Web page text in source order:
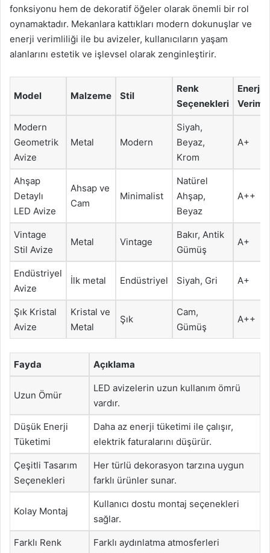
fonksiyonu hem de dekoratif öğeler olarak önemli bir rol
oynamaktadır. Mekanlara kattıkları modern dokunuşlar ve
enerji verimliliği ile bu avizeler, kullanıcıların yaşam
alanlarını estetik ve işlevsel olarak zenginleştirir.
Model Malzeme Stil
Renk
Seçenekleri
Enerji
Modern
Geometrik
Avize
Metal Modern
Siyah,
Beyaz,
Krom
A+
Ahşap
Detaylı
LED Avize
Ahsap ve
Cam
Minimalist
Natürel
Ahşap,
Beyaz
A++
Vintage
Stil Avize
Metal Vintage
Bakır, Antik
Gümüş
A+
Endüstriyel
Avize
İlk metal Endüstriyel Siyah, Gri A+
Şık Kristal
Avize
Kristal ve
Metal
Şık
Cam,
Gümüş
A++
Fayda Açıklama
Uzun Ömür
LED avizelerin uzun kullanım ömrü
vardır.
Düşük Enerji
Tüketimi
Daha az enerji tüketimi ile çalışır,
elektrik faturalarını düşürür.
Çeşitli Tasarım
Seçenekleri
Her türlü dekorasyon tarzına uygun
farklı ürünler sunar.
Kolay Montaj
Kullanıcı dostu montaj seçenekleri
sağlar.
Farklı Renk
Farklı aydınlatma atmosferleri